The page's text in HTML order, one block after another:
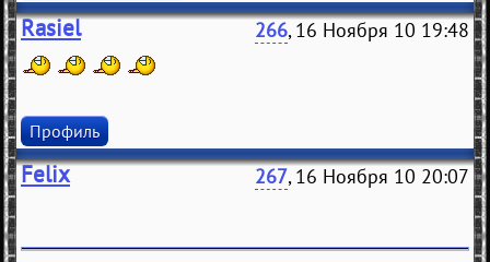
Rasiel 266, 16 Ноября 10 19:48
Профиль
Felix 267, 16 Ноября 10 20:07